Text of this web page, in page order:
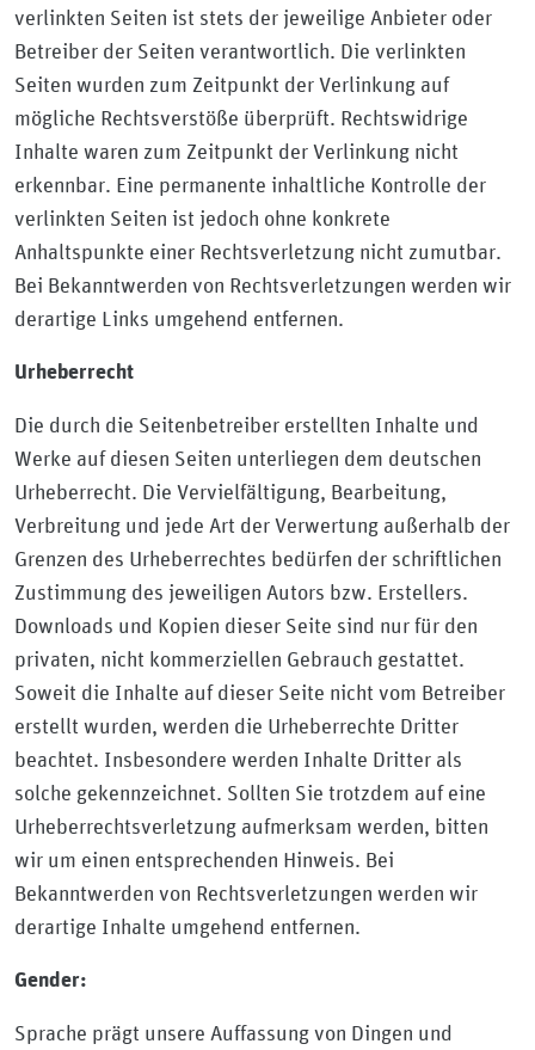
verlinkten Seiten ist stets der jeweilige Anbieter oder
Betreiber der Seiten verantwortlich. Die verlinkten
Seiten wurden zum Zeitpunkt der Verlinkung auf
mögliche Rechtsverstöße überprüft. Rechtswidrige
Inhalte waren zum Zeitpunkt der Verlinkung nicht
erkennbar. Eine permanente inhaltliche Kontrolle der
verlinkten Seiten ist jedoch ohne konkrete
Anhaltspunkte einer Rechtsverletzung nicht zumutbar.
Bei Bekanntwerden von Rechtsverletzungen werden wir
derartige Links umgehend entfernen.
Urheberrecht
Die durch die Seitenbetreiber erstellten Inhalte und
Werke auf diesen Seiten unterliegen dem deutschen
Urheberrecht. Die Vervielfältigung, Bearbeitung,
Verbreitung und jede Art der Verwertung außerhalb der
Grenzen des Urheberrechtes bedürfen der schriftlichen
Zustimmung des jeweiligen Autors bzw. Erstellers.
Downloads und Kopien dieser Seite sind nur für den
privaten, nicht kommerziellen Gebrauch gestattet.
Soweit die Inhalte auf dieser Seite nicht vom Betreiber
erstellt wurden, werden die Urheberrechte Dritter
beachtet. Insbesondere werden Inhalte Dritter als
solche gekennzeichnet. Sollten Sie trotzdem auf eine
Urheberrechtsverletzung aufmerksam werden, bitten
wir um einen entsprechenden Hinweis. Bei
Bekanntwerden von Rechtsverletzungen werden wir
derartige Inhalte umgehend entfernen.
Gender:
Sprache prägt unsere Auffassung von Dingen und